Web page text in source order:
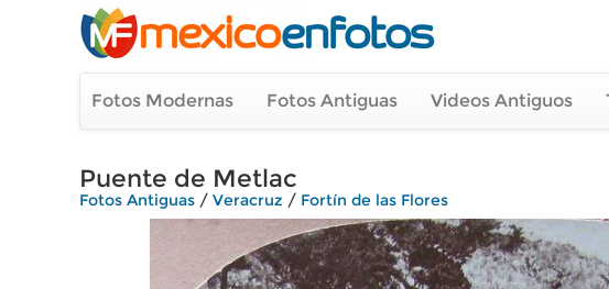
Fotos Modernas Fotos Antiguas Videos Antiguos
Puente de Metlac
Fotos Antiguas / Veracruz / Fortín de las Flores